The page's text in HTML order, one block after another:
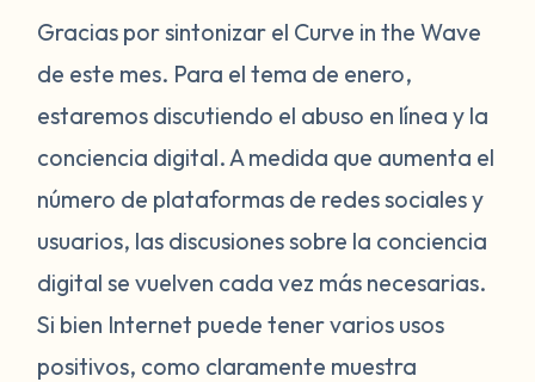
Gracias por sintonizar el Curve in the Wave
de este mes. Para el tema de enero,
estaremos discutiendo el abuso en línea y la
conciencia digital. A medida que aumenta el
número de plataformas de redes sociales y
usuarios, las discusiones sobre la conciencia
digital se vuelven cada vez más necesarias.
Si bien Internet puede tener varios usos
positivos, como claramente muestra